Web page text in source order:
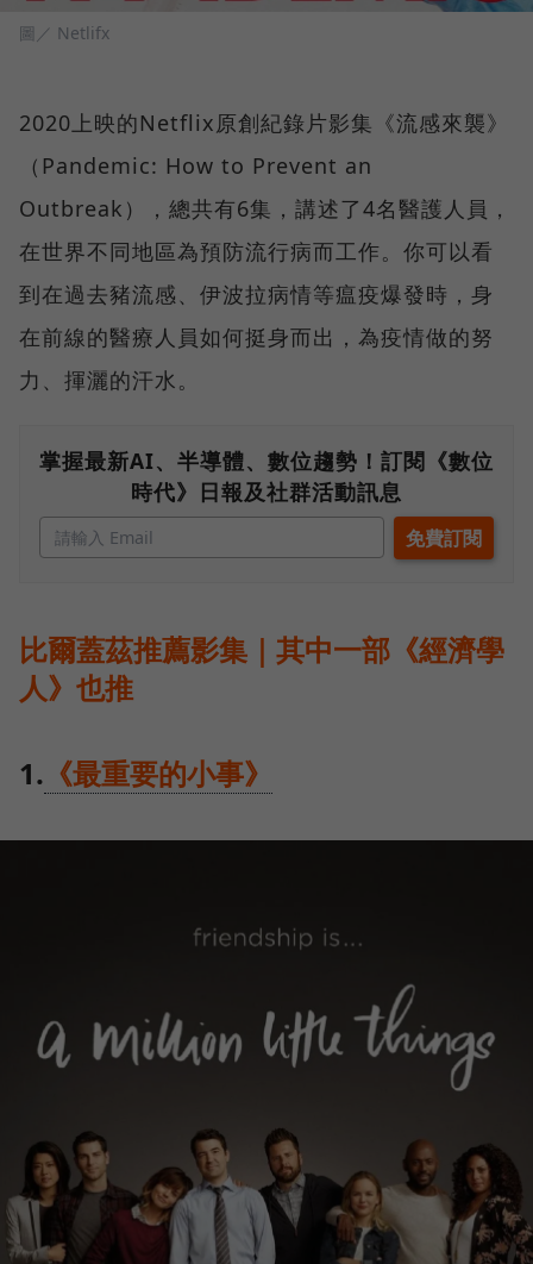
圖／ Netlifx
2020上映的Netflix原創紀錄片影集《流感來襲》
（Pandemic: How to Prevent an
Outbreak），總共有6集，講述了4名醫護人員，
在世界不同地區為預防流行病而工作。你可以看
到在過去豬流感、伊波拉病情等瘟疫爆發時，身
在前線的醫療人員如何挺身而出，為疫情做的努
力、揮灑的汗水。
掌握最新AI、半導體、數位趨勢！訂閱《數位
時代》日報及社群活動訊息
比爾蓋茲推薦影集｜其中一部《經濟學
人》也推
1. 《最重要的小事》